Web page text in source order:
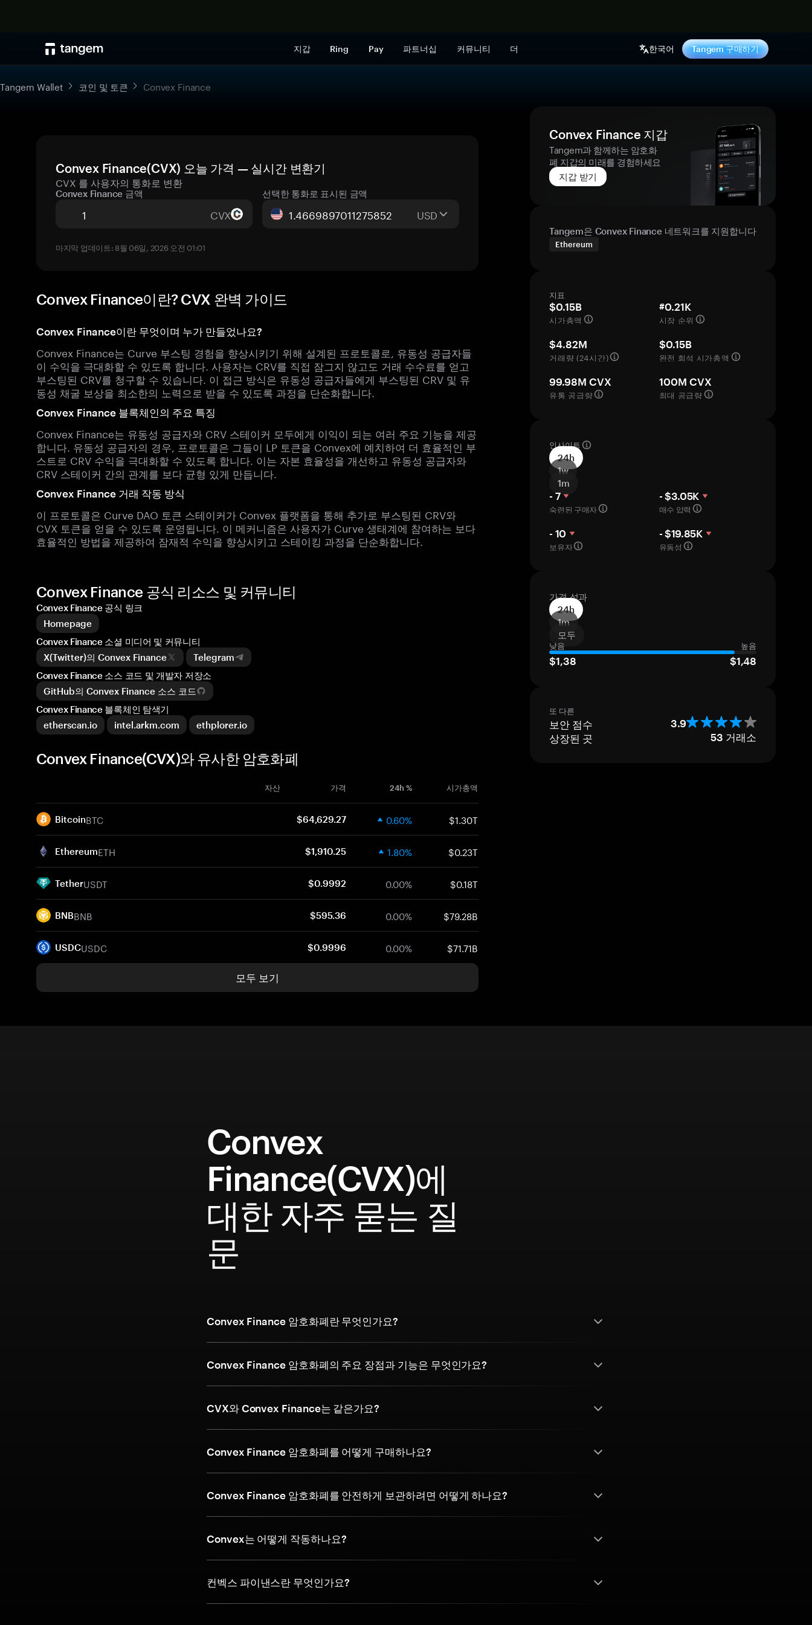
지갑 Ring Pay 파트너십 커뮤니티 더 한국어 Tangem 구매하기
Tangem Wallet 코인 및 토큰 Convex Finance
Convex Finance(CVX) 오늘 가격 — 실시간 변환기
CVX 를 사용자의 통화로 변환
Convex Finance 금액
CVX
선택한 통화로 표시된 금액
USD
마지막 업데이트: 8월 06일, 2026 오전 01:01
Convex Finance이란? CVX 완벽 가이드
Convex Finance이란 무엇이며 누가 만들었나요?
Convex Finance는 Curve 부스팅 경험을 향상시키기 위해 설계된 프로토콜로, 유동성 공급자들
이 수익을 극대화할 수 있도록 합니다. 사용자는 CRV를 직접 잠그지 않고도 거래 수수료를 얻고
부스팅된 CRV를 청구할 수 있습니다. 이 접근 방식은 유동성 공급자들에게 부스팅된 CRV 및 유
동성 채굴 보상을 최소한의 노력으로 받을 수 있도록 과정을 단순화합니다.
Convex Finance 블록체인의 주요 특징
Convex Finance는 유동성 공급자와 CRV 스테이커 모두에게 이익이 되는 여러 주요 기능을 제공
합니다. 유동성 공급자의 경우, 프로토콜은 그들이 LP 토큰을 Convex에 예치하여 더 효율적인 부
스트로 CRV 수익을 극대화할 수 있도록 합니다. 이는 자본 효율성을 개선하고 유동성 공급자와
CRV 스테이커 간의 관계를 보다 균형 있게 만듭니다.
Convex Finance 거래 작동 방식
이 프로토콜은 Curve DAO 토큰 스테이커가 Convex 플랫폼을 통해 추가로 부스팅된 CRV와
CVX 토큰을 얻을 수 있도록 운영됩니다. 이 메커니즘은 사용자가 Curve 생태계에 참여하는 보다
효율적인 방법을 제공하여 잠재적 수익을 향상시키고 스테이킹 과정을 단순화합니다.
Convex Finance 지갑
Tangem과 함께하는 암호화
폐 지갑의 미래를 경험하세요
지갑 받기
Tangem은 Convex Finance 네트워크를 지원합니다
Ethereum
지표
$0.15B
시가총액
#0.21K
시장 순위
$4.82M
거래량 (24시간)
$0.15B
완전 희석 시가총액
99.98M CVX
유통 공급량
100M CVX
최대 공급량
인사이트
24h
1w
1m
- 7
숙련된 구매자
- $3.05K
매수 압력
- 10
보유자
- $19.85K
유동성
가격 성과
24h
1m
모두
낮음 높음
$1,38 $1,48
또 다른
보안 점수 3.9
상장된 곳 53 거래소
Convex Finance 공식 리소스 및 커뮤니티
Convex Finance 공식 링크
Homepage
Convex Finance 소셜 미디어 및 커뮤니티
X(Twitter)의 Convex Finance
Telegram
Convex Finance 소스 코드 및 개발자 저장소
GitHub의 Convex Finance 소스 코드
Convex Finance 블록체인 탐색기
etherscan.io
intel.arkm.com ethplorer.io
Convex Finance(CVX)와 유사한 암호화폐
자산 가격 24h % 시가총액
BitcoinBTC $64,629.27 0.60% $1.30T
EthereumETH $1,910.25 1.80% $0.23T
TetherUSDT $0.9992 0.00% $0.18T
BNBBNB $595.36 0.00% $79.28B
USDCUSDC $0.9996 0.00% $71.71B
모두 보기
Convex
Finance(CVX)에
대한 자주 묻는 질
문
Convex Finance 암호화폐란 무엇인가요?
Convex Finance 암호화폐의 주요 장점과 기능은 무엇인가요?
CVX와 Convex Finance는 같은가요?
Convex Finance 암호화폐를 어떻게 구매하나요?
Convex Finance 암호화폐를 안전하게 보관하려면 어떻게 하나요?
Convex는 어떻게 작동하나요?
컨벡스 파이낸스란 무엇인가요?